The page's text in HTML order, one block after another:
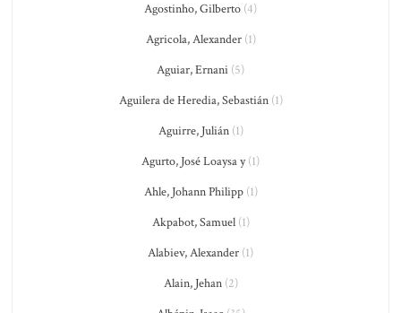
Agostinho, Gilberto (4)
Agricola, Alexander(1)
Aguiar, Ernani (5)
Aguilera de Heredia, Sebastián(1)
Aguirre, Julián(1)
Agurto, José Loaysa y(1)
Ahle, Johann Philipp(1)
Akpabot, Samuel(1)
Alabiev, Alexander (1)
Alain, Jehan(2)